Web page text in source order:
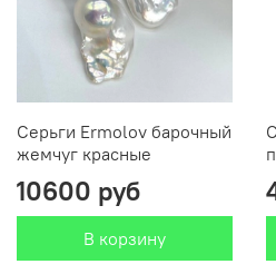
Серьги Ermolov барочный
жемчуг красные
10600 руб
В корзину